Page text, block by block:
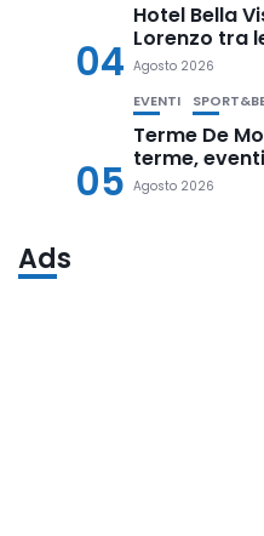
04
Hotel Bella
Lorenzo tra
Agosto 2026
05
EVENTI
Terme De
terme,
Agosto 2026
Ads